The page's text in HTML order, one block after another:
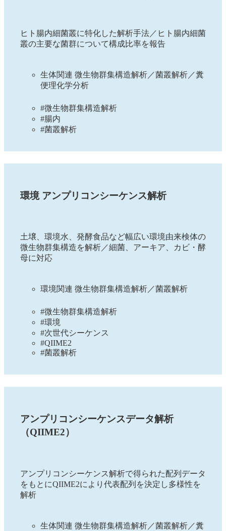
ヒト腸内細菌叢に特化した解析手法／ヒト腸内細菌
叢の主要な菌群について構成比率を報告
生体関連 微生物群集構造解析／菌叢解析／糞
便理化学分析
#微生物群集構造解析
#腸内
#菌叢解析
環境 アンプリコンシーケンス解析
土壌、環境水、発酵食品など幅広い環境由来検体の
微生物群集構造を解析／細菌、アーキア、カビ・酵
母に対応
環境関連 微生物群集構造解析／菌叢解析
#微生物群集構造解析
#環境
#次世代シーケンス
#QIIME2
#菌叢解析
アンプリコンシーケンスデータ解析
（QIIME2）
アンプリコンシーケンス解析で得られた配列データ
をもとにQIIME2により代表配列を決定し多様性を
解析
生体関連 微生物群集構造解析／菌叢解析／糞